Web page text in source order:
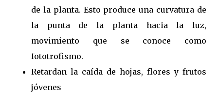
de la planta. Esto produce una curvatura de
la punta de la planta hacia la luz,
movimiento que se conoce como
fototrofismo.
Retardan la caída de hojas, flores y frutos
jóvenes